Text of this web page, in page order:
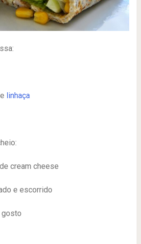
linhaça
cream cheese
e escorrido
gosto